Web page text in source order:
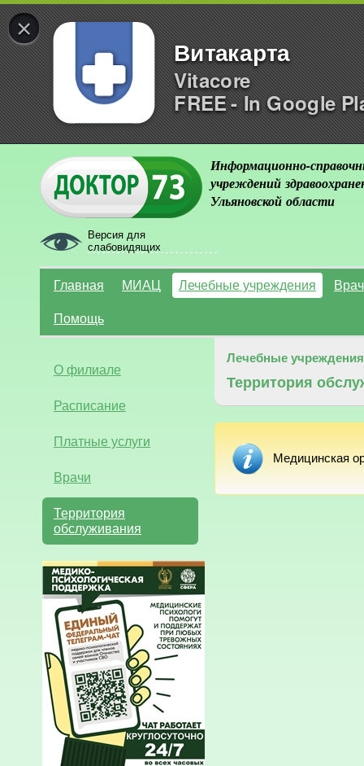
×
Витакарта
Vitacore
FREE - In Google
Версия для
слабовидящих
Информационно-
учреждений
Ульяновской области
Главная МИАЦ Лечебные учреждения
Помощь
О филиале
Расписание
Платные услуги
Врачи
Территория
обслуживания
Лечебные учреждения
Территория
Медицинская